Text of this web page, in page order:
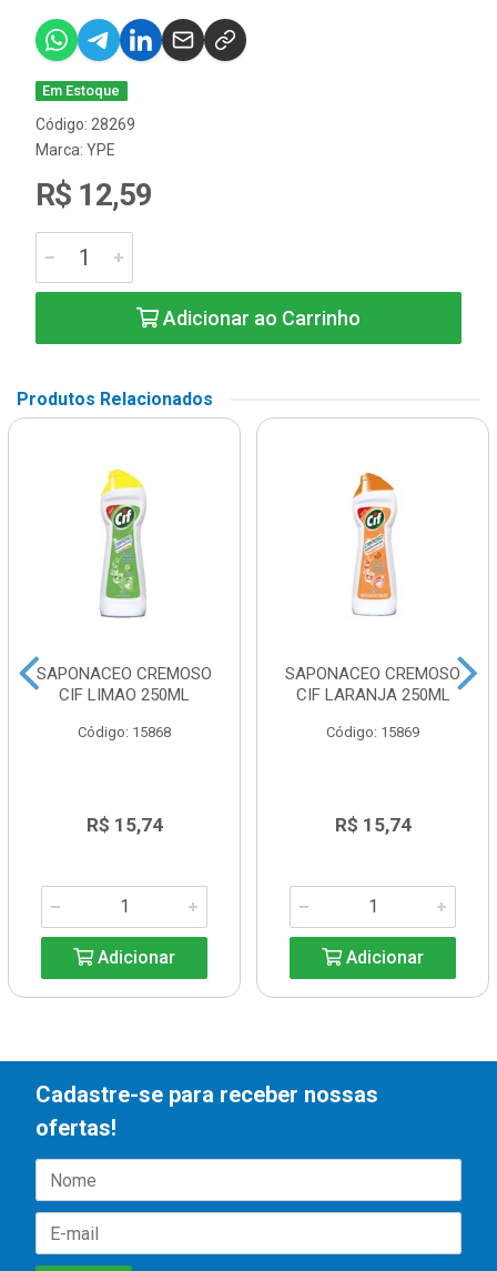
Em Estoque
Código: 28269
Marca: YPE
R$ 12,59
Adicionar ao Carrinho
Produtos Relacionados
SAPONACEO CREMOSO
CIF LIMAO 250ML
Código: 15868
R$ 15,74
Adicionar
SAPONACEO CREMOSO
CIF LARANJA 250ML
Código: 15869
R$ 15,74
Adicionar
Cadastre-se para receber nossas
ofertas!